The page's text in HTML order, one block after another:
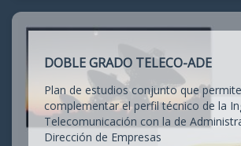
DOBLE GRADO TELECO-ADE
Plan de estudios conjunto que permite
complementar el perfil técnico de la
Telecomunicación con la de
Dirección de Empresas